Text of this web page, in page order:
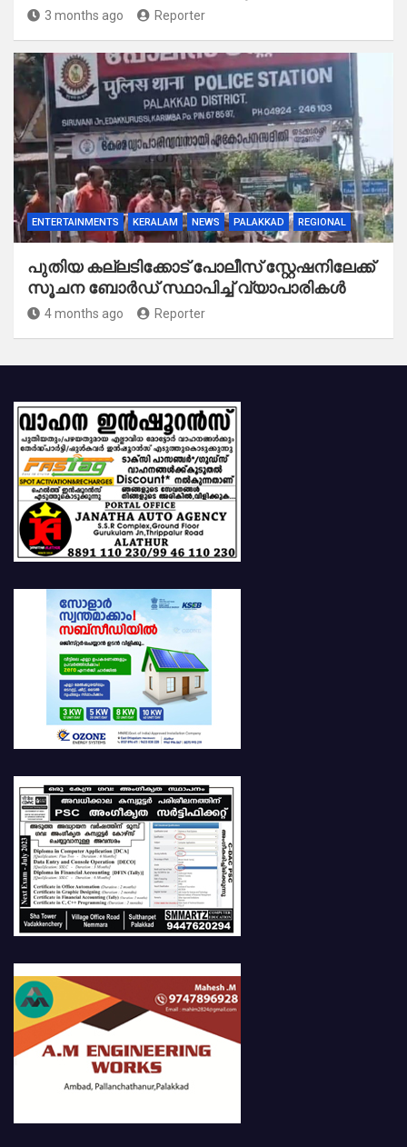
3 months ago Reporter
ENTERTAINMENTS KERALAM NEWS PALAKKAD REGIONAL
പുതിയ കല്ലടിക്കോട് പോലീസ് സ്റ്റേഷനിലേക്ക്
സൂചന ബോർഡ് സ്ഥാപിച്ച് വ്യാപാരികൾ
4 months ago Reporter